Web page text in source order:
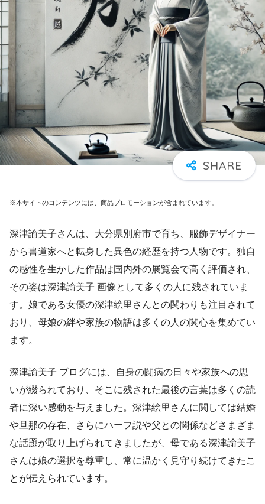
※本サイトのコンテンツには、商品プロモーションが含まれています。
深津諭美子さんは、大分県別府市で育ち、服飾デザイナー
から書道家へと転身した異色の経歴を持つ人物です。独自
の感性を生かした作品は国内外の展覧会で高く評価され、
その姿は深津諭美子 画像として多くの人に残されていま
す。娘である女優の深津絵里さんとの関わりも注目されて
おり、母娘の絆や家族の物語は多くの人の関心を集めてい
ます。
深津諭美子 ブログには、自身の闘病の日々や家族への思
いが綴られており、そこに残された最後の言葉は多くの読
者に深い感動を与えました。深津絵里さんに関しては結婚
や旦那の存在、さらにハーフ説や父との関係などさまざま
な話題が取り上げられてきましたが、母である深津諭美子
さんは娘の選択を尊重し、常に温かく見守り続けてきたこ
とが伝えられています。